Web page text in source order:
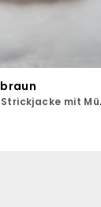
Strickjacke mit Mütze